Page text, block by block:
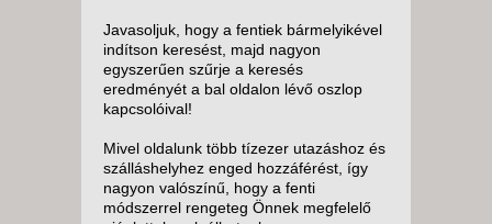
Javasoljuk, hogy a fentiek bármelyikével
indítson keresést, majd nagyon
egyszerűen szűrje a keresés
eredményét a bal oldalon lévő oszlop
kapcsolóival!
Mivel oldalunk több tízezer utazáshoz és
szálláshelyhez enged hozzáférést, így
nagyon valószínű, hogy a fenti
módszerrel rengeteg Önnek megfelelő